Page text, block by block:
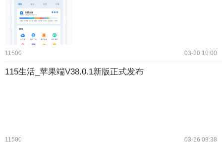
11500 03-30 10:00
115生活_苹果端V38.0.1新版正式发布
11500 03-26 09:38